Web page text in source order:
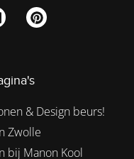
& Design beurs!
Zwolle
bij Manon Kool